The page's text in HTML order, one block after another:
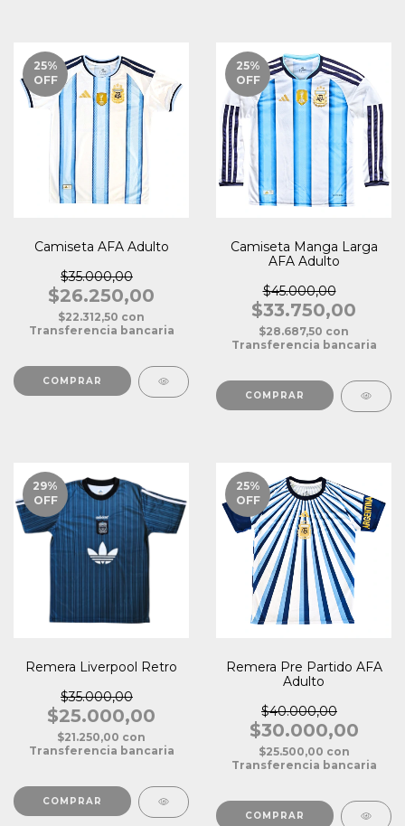
25%
OFF
Camiseta AFA Adulto
$35.000,00
$26.250,00
$22.312,50 con
Transferencia bancaria
COMPRAR
25%
OFF
Camiseta Manga Larga
AFA Adulto
$45.000,00
$33.750,00
$28.687,50 con
Transferencia bancaria
COMPRAR
29%
OFF
Remera Liverpool Retro
$35.000,00
$25.000,00
$21.250,00 con
Transferencia bancaria
COMPRAR
25%
OFF
Remera Pre Partido AFA
Adulto
$40.000,00
$30.000,00
$25.500,00 con
Transferencia bancaria
COMPRAR